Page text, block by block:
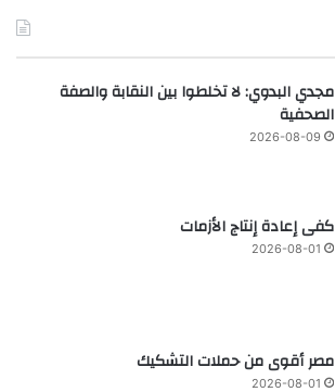
مجدي البدوي: لا تخلطوا بين النقابة والصفة
الصحفية
2026-08-09
كفى إعادة إنتاج الأزمات
2026-08-01
مصر أقوى من حملات التشكيك
2026-08-01